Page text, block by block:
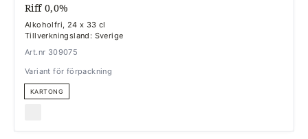
Riff 0,0%
Alkoholfri, 24 x 33 cl
Tillverkningsland: Sverige
Art.nr 309075
Variant för förpackning
KARTONG